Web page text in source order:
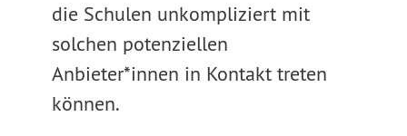
die Schulen unkompliziert mit
solchen potenziellen
Anbieter*innen in Kontakt treten
können.